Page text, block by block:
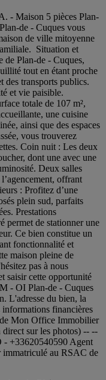
- Maison 5 pièces Plan-
de - Cuques vous
de ville mitoyenne
Situation et
de Plan-de - Cuques,
tout en étant proche
des transports publics.
et vie paisible.
totale de 107 m²,
une cuisine
ainsi que des espaces
vous trouverez
Coin nuit : Les deux
dont une avec une
Deux salles
offrant
: Profitez d’une
plein sud, parfaits
Prestations
permet de stationner une
Ce bien constitue un
fonctionnalité et
maison pleine de
pas à nous
saisir cette opportunité
- OI Plan-de - Cuques
L'adresse du bien, la
financières
Mon Office Immobilier
sur les photos) -- --
- +33620540590 Agent
au RSAC de